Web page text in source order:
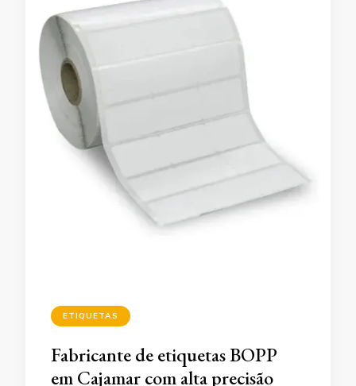
ETIQUETAS
Fabricante de etiquetas BOPP
em Cajamar com alta precisão